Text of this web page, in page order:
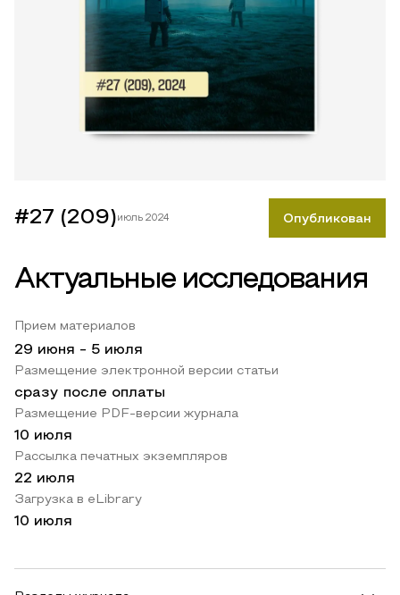
#27 (209) июль 2024 Опубликован
Актуальные исследования
Прием материалов
29 июня - 5 июля
Размещение электронной версии статьи
сразу после оплаты
Размещение PDF-версии журнала
10 июля
Рассылка печатных экземпляров
22 июля
Загрузка в eLibrary
10 июля